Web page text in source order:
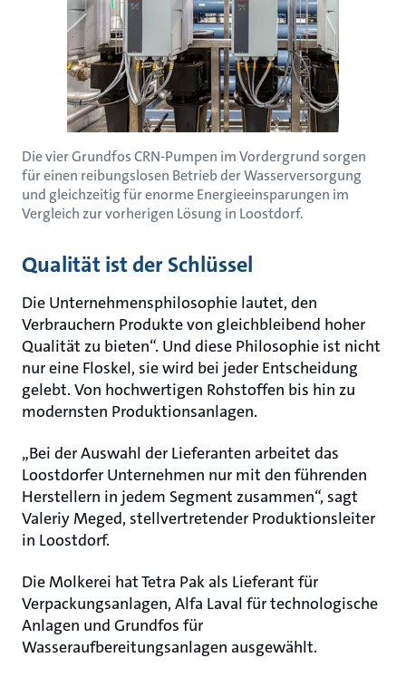
Die vier Grundfos CRN-Pumpen im Vordergrund sorgen
für einen reibungslosen Betrieb der Wasserversorgung
und gleichzeitig für enorme Energieeinsparungen im
Vergleich zur vorherigen Lösung in Loostdorf.
Qualität ist der Schlüssel
Die Unternehmensphilosophie lautet, den
Verbrauchern Produkte von gleichbleibend hoher
Qualität zu bieten“. Und diese Philosophie ist nicht
nur eine Floskel, sie wird bei jeder Entscheidung
gelebt. Von hochwertigen Rohstoffen bis hin zu
modernsten Produktionsanlagen.
„Bei der Auswahl der Lieferanten arbeitet das
Loostdorfer Unternehmen nur mit den führenden
Herstellern in jedem Segment zusammen“, sagt
Valeriy Meged, stellvertretender Produktionsleiter
in Loostdorf.
Die Molkerei hat Tetra Pak als Lieferant für
Verpackungsanlagen, Alfa Laval für technologische
Anlagen und Grundfos für
Wasseraufbereitungsanlagen ausgewählt.